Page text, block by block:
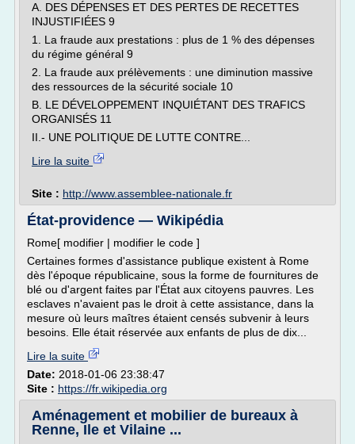
A. DES DÉPENSES ET DES PERTES DE RECETTES
INJUSTIFIÉES 9
1. La fraude aux prestations : plus de 1 % des dépenses
du régime général 9
2. La fraude aux prélèvements : une diminution massive
des ressources de la sécurité sociale 10
B. LE DÉVELOPPEMENT INQUIÉTANT DES TRAFICS
ORGANISÉS 11
II.- UNE POLITIQUE DE LUTTE CONTRE...
Lire la suite
Site : http://www.assemblee-nationale.fr
État-providence — Wikipédia
Rome[ modifier | modifier le code ]
Certaines formes d'assistance publique existent à Rome
dès l'époque républicaine, sous la forme de fournitures de
blé ou d'argent faites par l'État aux citoyens pauvres. Les
esclaves n'avaient pas le droit à cette assistance, dans la
mesure où leurs maîtres étaient censés subvenir à leurs
besoins. Elle était réservée aux enfants de plus de dix...
Lire la suite
Date: 2018-01-06 23:38:47
Site : https://fr.wikipedia.org
Aménagement et mobilier de bureaux à
Renne, Ile et Vilaine ...